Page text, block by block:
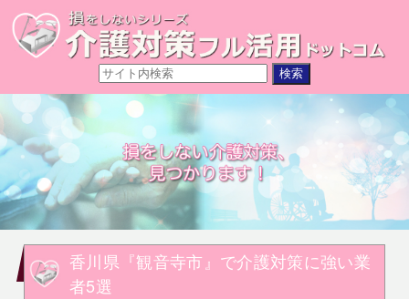
香川県『観音寺市』で介護対策に強い業
者5選